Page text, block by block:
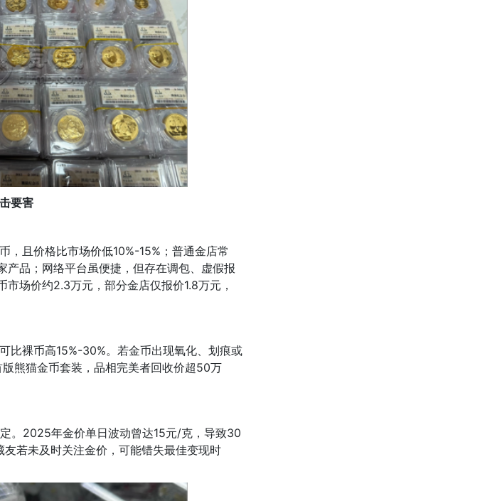
要害
，且价格比市场价低10%-15%；普通金店常
产品；网络平台虽便捷，但存在调包、虚假报
场价约2.3万元，部分金店仅报价1.8万元，
比裸币高15%-30%。若金币出现氧化、划痕或
熊猫金币套装，品相完美者回收价超50万
。2025年金价单日波动曾达15元/克，导致30
若未及时关注金价，可能错失最佳变现时